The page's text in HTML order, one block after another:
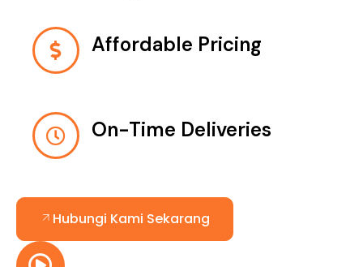
Affordable Pricing
On-Time Deliveries
Hubungi Kami Sekarang